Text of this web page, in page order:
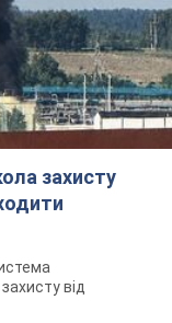
захисту
від